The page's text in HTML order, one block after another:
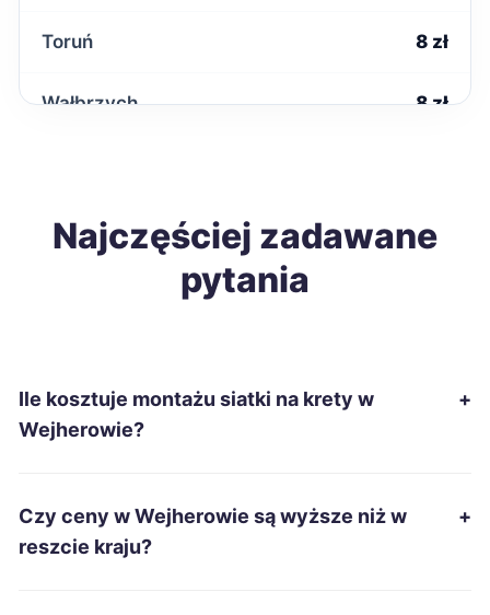
Toruń 8 zł
Wałbrzych 8 zł
Gdańsk TWÓJ REGION 9 zł
Płock
Koszalin
Najczęściej zadawane
pytania
Ile kosztuje montażu siatki na krety w
Wejherowie?
+
Czy ceny w Wejherowie są wyższe niż w
reszcie kraju?
+